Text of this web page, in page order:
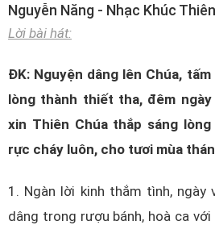
Nguyễn Năng - Nhạc Khúc
Lời bài hát:
ĐK: Nguyện dâng lên Chúa,
lòng thành thiết tha, đêm
xin Thiên Chúa thắp sáng
rực cháy luôn, cho tươi mùa
1. Ngàn lời kinh thắm tình, ngày
dâng trong rượu bánh, hoà ca